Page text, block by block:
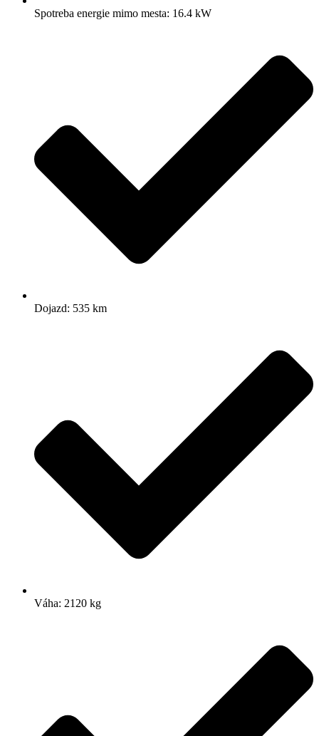
Spotreba energie mimo mesta: 16.4 kW
Dojazd: 535 km
Váha: 2120 kg